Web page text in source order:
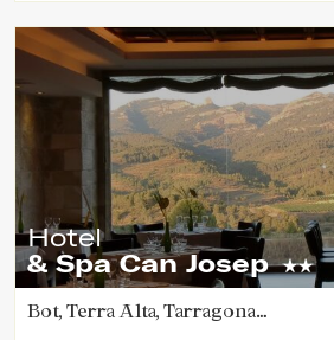
Hotel
& Spa Can Josep
Bot, Terra Alta, Tarragona